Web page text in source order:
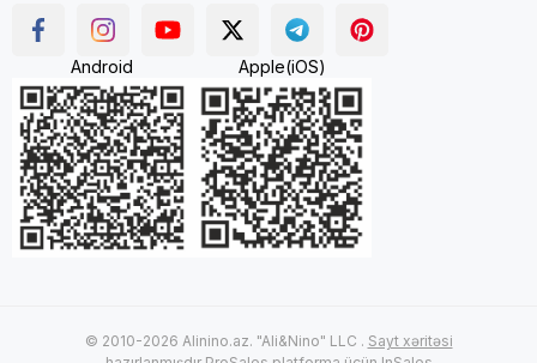
Android Apple(iOS)
© 2010-2026 Alinino.az. "Ali&Nino" LLC . Sayt xəritəsi